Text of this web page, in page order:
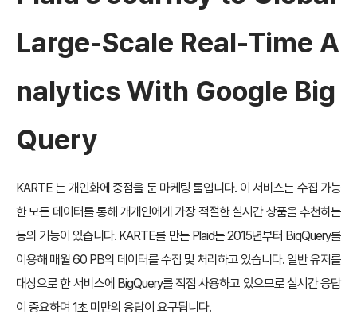
Large-Scale Real-Time A
nalytics With Google Big
Query
KARTE 는 개인화에 중점을 둔 마케팅 툴입니다. 이 서비스는 수집 가능
한 모든 데이터를 통해 개개인에게 가장 적절한 실시간 상품을 추천하는
등의 기능이 있습니다. KARTE를 만든 Plaid는 2015년부터 BiqQuery를
이용해 매월 60 PB의 데이터를 수집 및 처리하고 있습니다. 일반 유저를
대상으로 한 서비스에 BigQuery를 직접 사용하고 있으므로 실시간 응답
이 중요하며 1초 미만의 응답이 요구됩니다.